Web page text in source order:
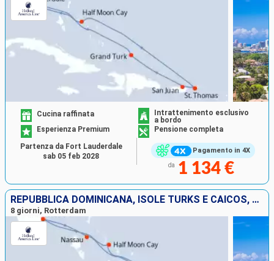
Pagamento in 4X
Cucina raffinata
Intrattenimento esclusivo
a bordo
Esperienza Premium
Pensione completa
da 1 134 €
Partenza da Fort Lauderdale
sab 05 feb 2028
REPUBBLICA DOMINICANA, ISOLE TURKS E CAICOS, BAHAMAS, STATI UNITI
8 giorni, Rotterdam